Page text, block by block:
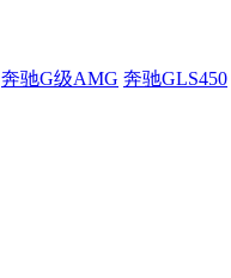
奔驰G级AMG 奔驰GLS450